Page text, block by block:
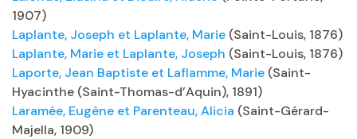
1907)
Laplante, Joseph et Laplante, Marie (Saint-Louis, 1876)
Laplante, Marie et Laplante, Joseph (Saint-Louis, 1876)
Laporte, Jean Baptiste et Laflamme, Marie (Saint-
Hyacinthe (Saint-Thomas-d’Aquin), 1891)
Laramée, Eugène et Parenteau, Alicia (Saint-Gérard-
Majella, 1909)